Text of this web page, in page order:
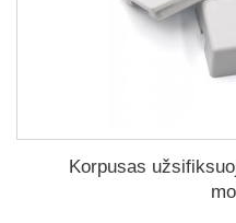
Korpusas